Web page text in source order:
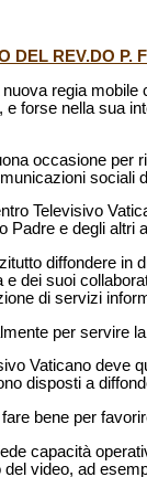
DEL REV.DO P.
nuova regia
e forse nella sua
occasione per
sociali
Televisivo
Padre e degli altri
diffondere in
e dei suoi
di servizi
per servire
Vaticano deve
disposti a
bene per
capacità
del video, ad